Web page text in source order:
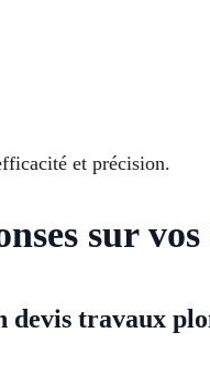
et précision.
sur
devis travaux